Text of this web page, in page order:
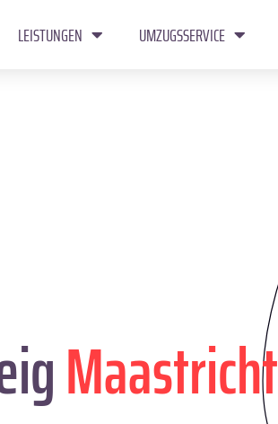
LEISTUNGEN UMZUGSSERVICE
Maastricht